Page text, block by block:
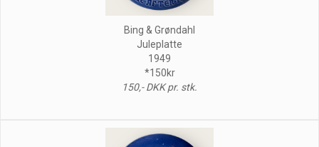
Bing & Grøndahl
Juleplatte
1949
*150kr
150,- DKK pr. stk.